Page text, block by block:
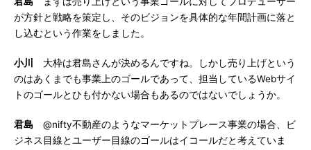
が方針と戦略を策定し、そのビジョンを具体的な年間計画に落と
し込むという作業をしました。
小川
大枠は君島さんが決めるんですね。しかし売り上げという
のはあくまでも事業上のゴールであって、担当しているWebサイ
トのゴールとひも付かない場合もあるのではないでしょうか。
君島 @nifty不動産のようなマーケットプレース事業の場合、ビ
ジネス目線とユーザー目線のゴールはイコールだと考えていま